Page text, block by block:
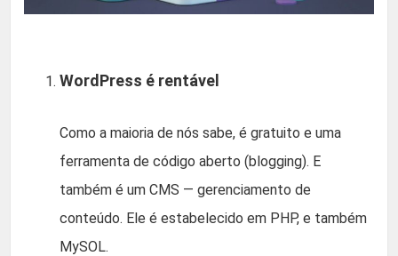
WordPress é rentável
Como a maioria de nós sabe, é gratuito e uma
ferramenta de código aberto (blogging). E
também é um CMS — gerenciamento de
conteúdo. Ele é estabelecido em PHP, e também
MySOL.